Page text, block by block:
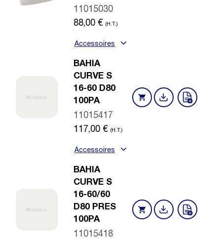
11015030
88,00 € (H.T.)
Accessoires
BAHIA
CURVE S
16-60 D80
100PA
11015417
117,00 € (H.T.)
Accessoires
BAHIA
CURVE S
16-60/60
D80 PRES
100PA
11015418